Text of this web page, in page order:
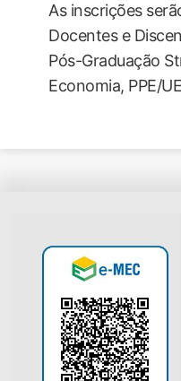
As inscrições
Docentes e
Pós-Graduação
Economia, PPE/